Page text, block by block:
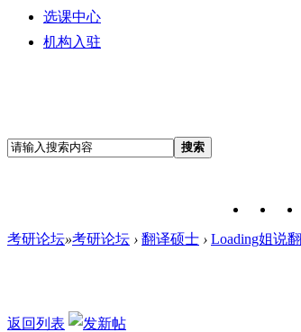
选课中心
机构入驻
搜索
考研论坛»考研论坛 › 翻译硕士 › Loading姐说
返回列表